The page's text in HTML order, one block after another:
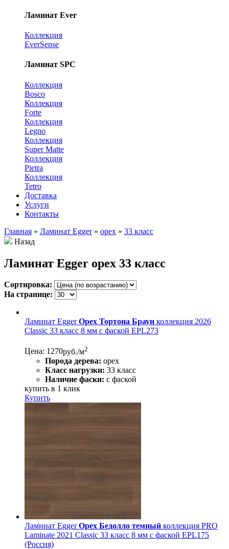
Ламинат Ever
Коллекция
EverSense
Ламинат SPC
Коллекция
Bosco
Коллекция
Forte
Коллекция
Legno
Коллекция
Super Matte
Коллекция
Pietra
Коллекция
Tetro
Доставка
Услуги
Контакты
Главная » Ламинат Egger » орех » 33 класс
Назад
Ламинат Egger орех 33 класс
Сортировка:
На странице:
Ламинат EggerОрех Тортона Браун коллекция 2026
Classic 33 класс 8 мм с фаской EPL273
Цена: 1270руб./м2
Порода дерева: орех
Класс нагрузки: 33 класс
Наличие фаски: с фаской
купить в 1 клик
Купить
Ламинат EggerОрех Бедолло темный коллекция PRO
Laminate 2021 Classic 33 класс 8 мм с фаской EPL175
(Россия)